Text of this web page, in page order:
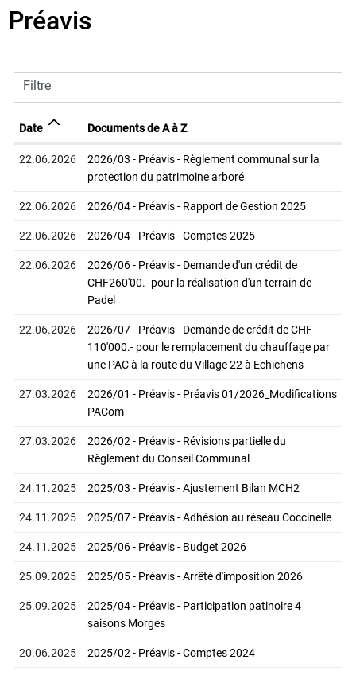
Préavis
Filtre
Date Documents de A à Z
22.06.2026
2026/03 - Préavis - Règlement communal sur la
protection du patrimoine arboré
22.06.2026 2026/04 - Préavis - Rapport de Gestion 2025
22.06.2026 2026/04 - Préavis - Comptes 2025
22.06.2026
2026/06 - Préavis - Demande d'un crédit de
CHF260'00.- pour la réalisation d'un terrain de
Padel
22.06.2026
2026/07 - Préavis - Demande de crédit de CHF
110'000.- pour le remplacement du chauffage par
une PAC à la route du Village 22 à Echichens
27.03.2026
2026/01 - Préavis - Préavis 01/2026_Modifications
PACom
27.03.2026
2026/02 - Préavis - Révisions partielle du
Règlement du Conseil Communal
24.11.2025 2025/03 - Préavis - Ajustement Bilan MCH2
24.11.2025 2025/07 - Préavis - Adhésion au réseau Coccinelle
24.11.2025 2025/06 - Préavis - Budget 2026
25.09.2025 2025/05 - Préavis - Arrêté d'imposition 2026
25.09.2025
2025/04 - Préavis - Participation patinoire 4
saisons Morges
20.06.2025 2025/02 - Préavis - Comptes 2024